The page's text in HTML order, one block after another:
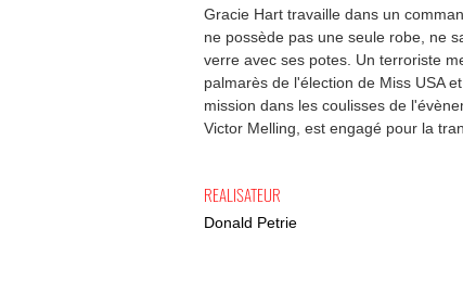
Gracie Hart travaille dans un
ne possède pas une seule robe, ne
verre avec ses potes. Un terroriste
palmarès de l'élection de Miss USA
mission dans les coulisses de
Victor Melling, est engagé pour la
REALISATEUR
Donald Petrie